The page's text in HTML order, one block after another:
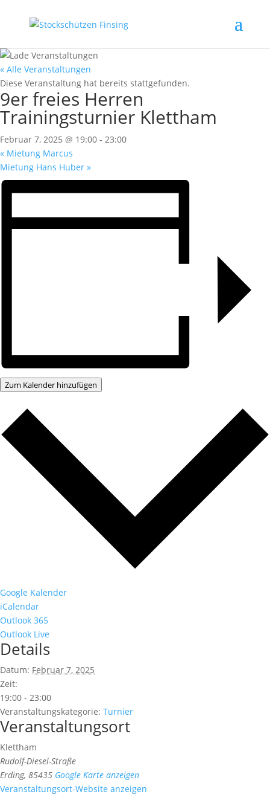
« Alle Veranstaltungen
Diese Veranstaltung hat bereits stattgefunden.
9er freies Herren
Trainingsturnier Klettham
Februar 7, 2025 @ 19:00 - 23:00
« Mietung Marcus
Mietung Hans Huber »
Zum Kalender hinzufügen
Google Kalender
iCalendar
Outlook 365
Outlook Live
Details
Datum: Februar 7, 2025
Zeit:
19:00 - 23:00
Veranstaltungskategorie: Turnier
Veranstaltungsort
Klettham
Rudolf-Diesel-Straße
Erding, 85435 Google Karte anzeigen
Veranstaltungsort-Website anzeigen